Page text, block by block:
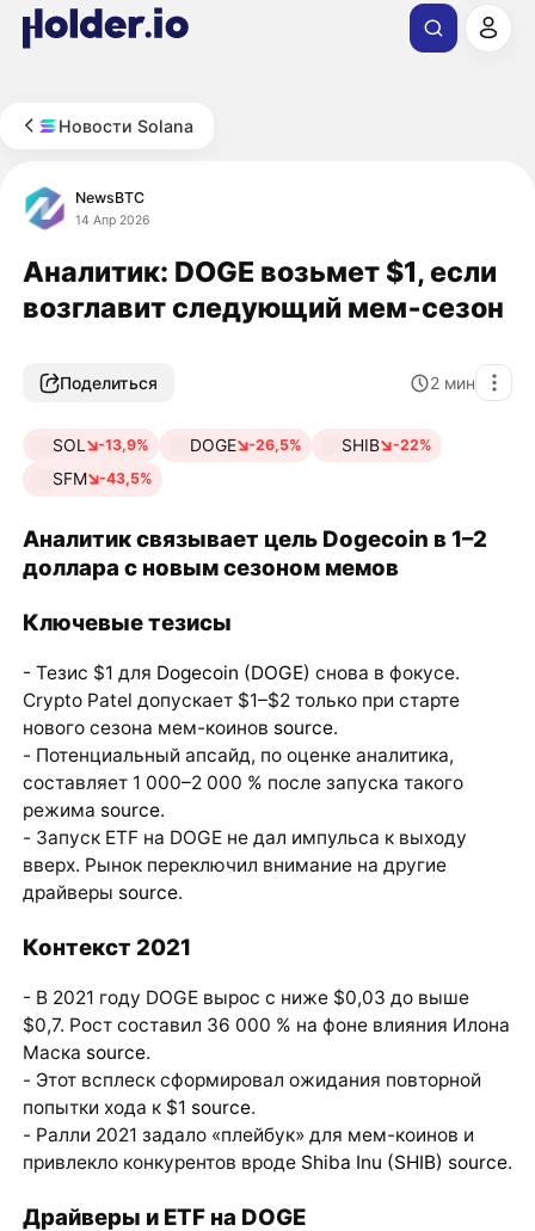
Новости Solana
NewsBTC
14 Апр 2026
Аналитик: DOGE возьмет $1, если
возглавит следующий мем‑сезон
Поделиться 2 мин
SOL -13,9% DOGE -26,5% SHIB -22%
SFM -43,5%
Аналитик связывает цель Dogecoin в 1–2
доллара с новым сезоном мемов
Ключевые тезисы
- Тезис $1 для Dogecoin (DOGE) снова в фокусе.
Crypto Patel допускает $1–$2 только при старте
нового сезона мем-коинов source.
- Потенциальный апсайд, по оценке аналитика,
составляет 1 000–2 000 % после запуска такого
режима source.
- Запуск ETF на DOGE не дал импульса к выходу
вверх. Рынок переключил внимание на другие
драйверы source.
Контекст 2021
- В 2021 году DOGE вырос с ниже $0,03 до выше
$0,7. Рост составил 36 000 % на фоне влияния Илона
Маска source.
- Этот всплеск сформировал ожидания повторной
попытки хода к $1 source.
- Ралли 2021 задало «плейбук» для мем-коинов и
привлекло конкурентов вроде Shiba Inu (SHIB) source.
Драйверы и ETF на DOGE